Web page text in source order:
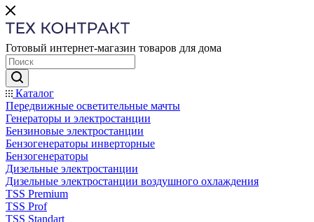
Готовый интернет-магазин товаров для дома
Каталог
Передвижные осветительные мачты
Генераторы и электростанции
Бензиновые электростанции
Бензогенераторы инверторные
Бензогенераторы
Дизельные электростанции
Дизельные электростанции воздушного охлаждения
TSS Premium
TSS Prof
TSS Standart